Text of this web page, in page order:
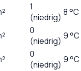
1
(niedrig) 8 °C
0
(niedrig) 9 °C
0
(niedrig) 9 °C